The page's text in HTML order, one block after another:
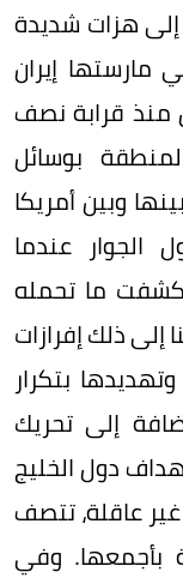
إلى هزات شديدة
مارستها إيران
منذ قرابة نصف
بوسائل
وبين أمريكا
الجوار عندما
ما تحمله
ذلك إفرازات
بتكرار
إلى تحريك
دول الخليج
غير عاقلة، تتصف
بأجمعها. وفي